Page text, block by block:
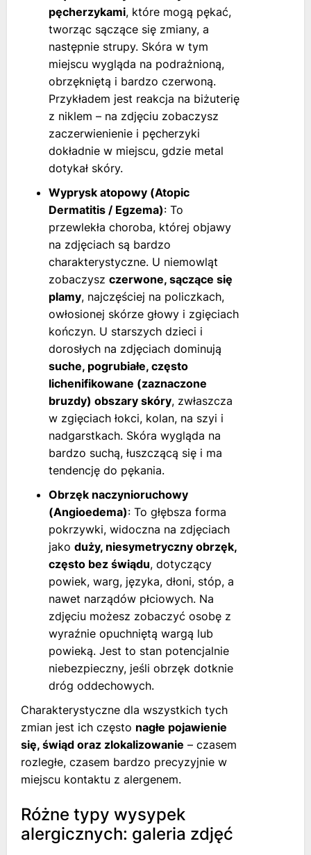
pęcherzykami, które mogą pękać,
tworząc sączące się zmiany, a
następnie strupy. Skóra w tym
miejscu wygląda na podrażnioną,
obrzękniętą i bardzo czerwoną.
Przykładem jest reakcja na biżuterię
z niklem – na zdjęciu zobaczysz
zaczerwienienie i pęcherzyki
dokładnie w miejscu, gdzie metal
dotykał skóry.
Wyprysk atopowy (Atopic
Dermatitis / Egzema): To
przewlekła choroba, której objawy
na zdjęciach są bardzo
charakterystyczne. U niemowląt
zobaczysz czerwone, sączące się
plamy, najczęściej na policzkach,
owłosionej skórze głowy i zgięciach
kończyn. U starszych dzieci i
dorosłych na zdjęciach dominują
suche, pogrubiałe, często
lichenifikowane (zaznaczone
bruzdy) obszary skóry, zwłaszcza
w zgięciach łokci, kolan, na szyi i
nadgarstkach. Skóra wygląda na
bardzo suchą, łuszczącą się i ma
tendencję do pękania.
Obrzęk naczynioruchowy
(Angioedema): To głębsza forma
pokrzywki, widoczna na zdjęciach
jako duży, niesymetryczny obrzęk,
często bez świądu, dotyczący
powiek, warg, języka, dłoni, stóp, a
nawet narządów płciowych. Na
zdjęciu możesz zobaczyć osobę z
wyraźnie opuchniętą wargą lub
powieką. Jest to stan potencjalnie
niebezpieczny, jeśli obrzęk dotknie
dróg oddechowych.
Charakterystyczne dla wszystkich tych
zmian jest ich często nagłe pojawienie
się, świąd oraz zlokalizowanie – czasem
rozległe, czasem bardzo precyzyjnie w
miejscu kontaktu z alergenem.
Różne typy wysypek
alergicznych: galeria zdjęć